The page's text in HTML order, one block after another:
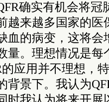
确实有机会将冠
越来越多国家的医
血的病变，这将会
量。理想情况是每
的应用并不理想，
背景下。我认为